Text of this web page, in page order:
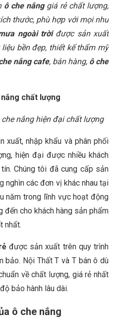
ô che nắnggiá rẻ chất lượng,
thước, phù hợp với mọi nhu
ngoài trờiđược sản xuất
bền đẹp, thiết kế thẩm mỹ
nắng cafe, bán hàng, ô che
chất lượng
nắng hiện đại chất lượng
xuất, nhập khẩu và phân phối
hiện đại được nhiều khách
Chúng tôi đã cung cấp sản
nghìn các đơn vị khác nhau tại
năm trong lĩnh vực hoạt động
đến cho khách hàng sản phẩm
nhất.
được sản xuất trên quy trình
bảo. Nội Thất T và T bán ô dù
về chất lượng, giá rẻ nhất
bảo hành lâu dài.
ô che nắng